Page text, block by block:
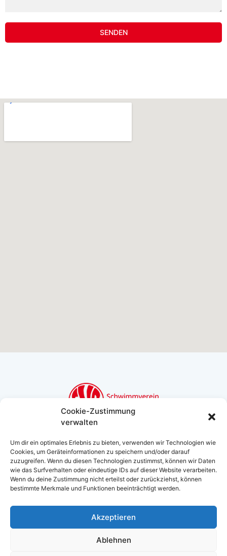
Cookie-Zustimmung
verwalten
Um dir ein optimales Erlebnis zu bieten, verwenden wir Technologien wie
Cookies, um Geräteinformationen zu speichern und/oder darauf
zuzugreifen. Wenn du diesen Technologien zustimmst, können wir Daten
wie das Surfverhalten oder eindeutige IDs auf dieser Website verarbeiten.
Wenn du deine Zustimmung nicht erteilst oder zurückziehst, können
bestimmte Merkmale und Funktionen beeinträchtigt werden.
Akzeptieren
Ablehnen
SENDEN
Bughof 50, 96049 Bamberg
info@svbamberg.de
0951/ 54 946
Datenschutz